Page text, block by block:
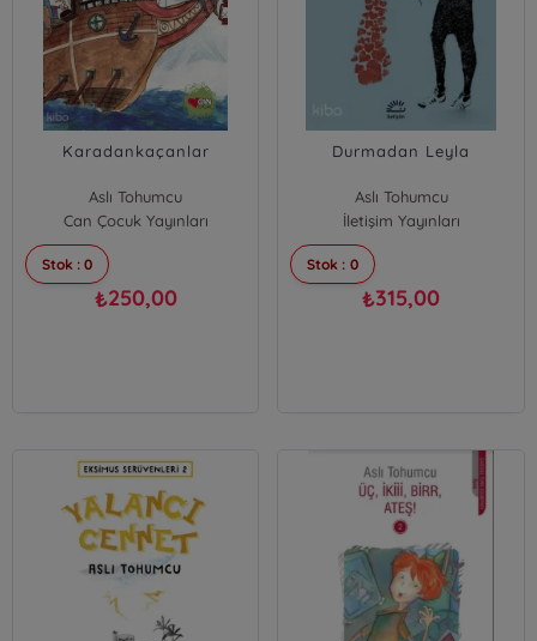
Karadankaçanlar
Aslı Tohumcu
Can Çocuk Yayınları
Stok : 0
₺250,00
Durmadan Leyla
Aslı Tohumcu
İletişim Yayınları
Stok : 0
₺315,00